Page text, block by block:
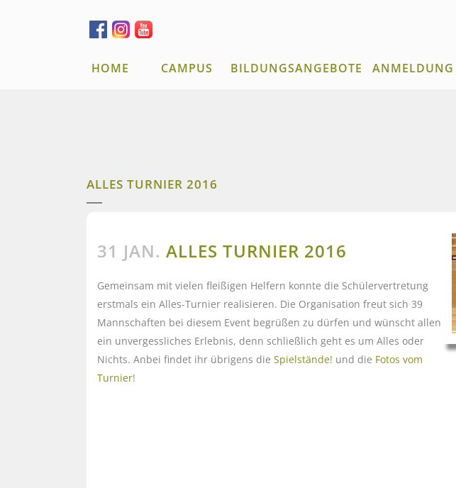
HOME CAMPUS BILDUNGSANGEBOTE ANMELDUNG
ALLES TURNIER 2016
31 JAN. ALLES TURNIER 2016
Gemeinsam mit vielen fleißigen Helfern konnte die Schülervertretung
erstmals ein Alles-Turnier realisieren. Die Organisation freut sich 39
Mannschaften bei diesem Event begrüßen zu dürfen und wünscht allen
ein unvergessliches Erlebnis, denn schließlich geht es um Alles oder
Nichts. Anbei findet ihr übrigens die Spielstände! und die Fotos vom
Turnier!